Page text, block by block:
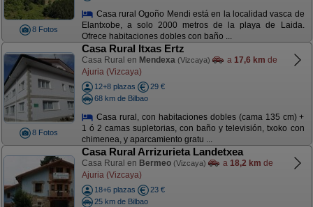
8 Fotos
Casa rural Ogoño Mendi está en la localidad vasca de
Elantxobe, a solo 2000 metros de la playa de Laida.
Ofrece habitaciones dobles con baño ...
8 Fotos
Casa Rural Itxas Ertz
Casa Rural en Mendexa (Vizcaya) a 17,6 km de
Ajuria (Vizcaya)
12+8 plazas
29 €
68 km de Bilbao
Casa rural, con habitaciones dobles (cama 135 cm) +
1 ó 2 camas supletorias, con baño y televisión, txoko con
chimenea, y aparcamiento gratu ...
Casa Rural Arrizurieta Landetxea
Casa Rural en Bermeo (Vizcaya) a 18,2 km de
Ajuria (Vizcaya)
18+6 plazas
23 €
25 km de Bilbao